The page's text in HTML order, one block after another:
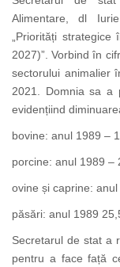
Alimentare, dl
„Priorități
2027)”. Vorbind în
sectorului animalier
2021. Domnia sa a
evidențiind
bovine: anul 1989 –
porcine: anul 1989 –
ovine și caprine:
păsări: anul 1989
Secretarul de stat a
pentru a face față